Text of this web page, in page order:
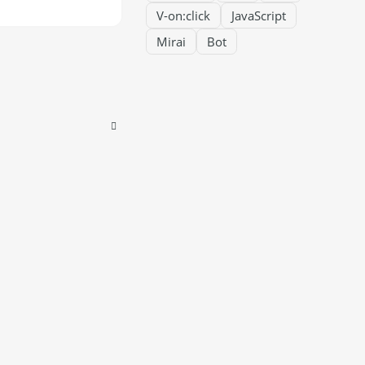
V-on:click
JavaScript
Mirai
Bot